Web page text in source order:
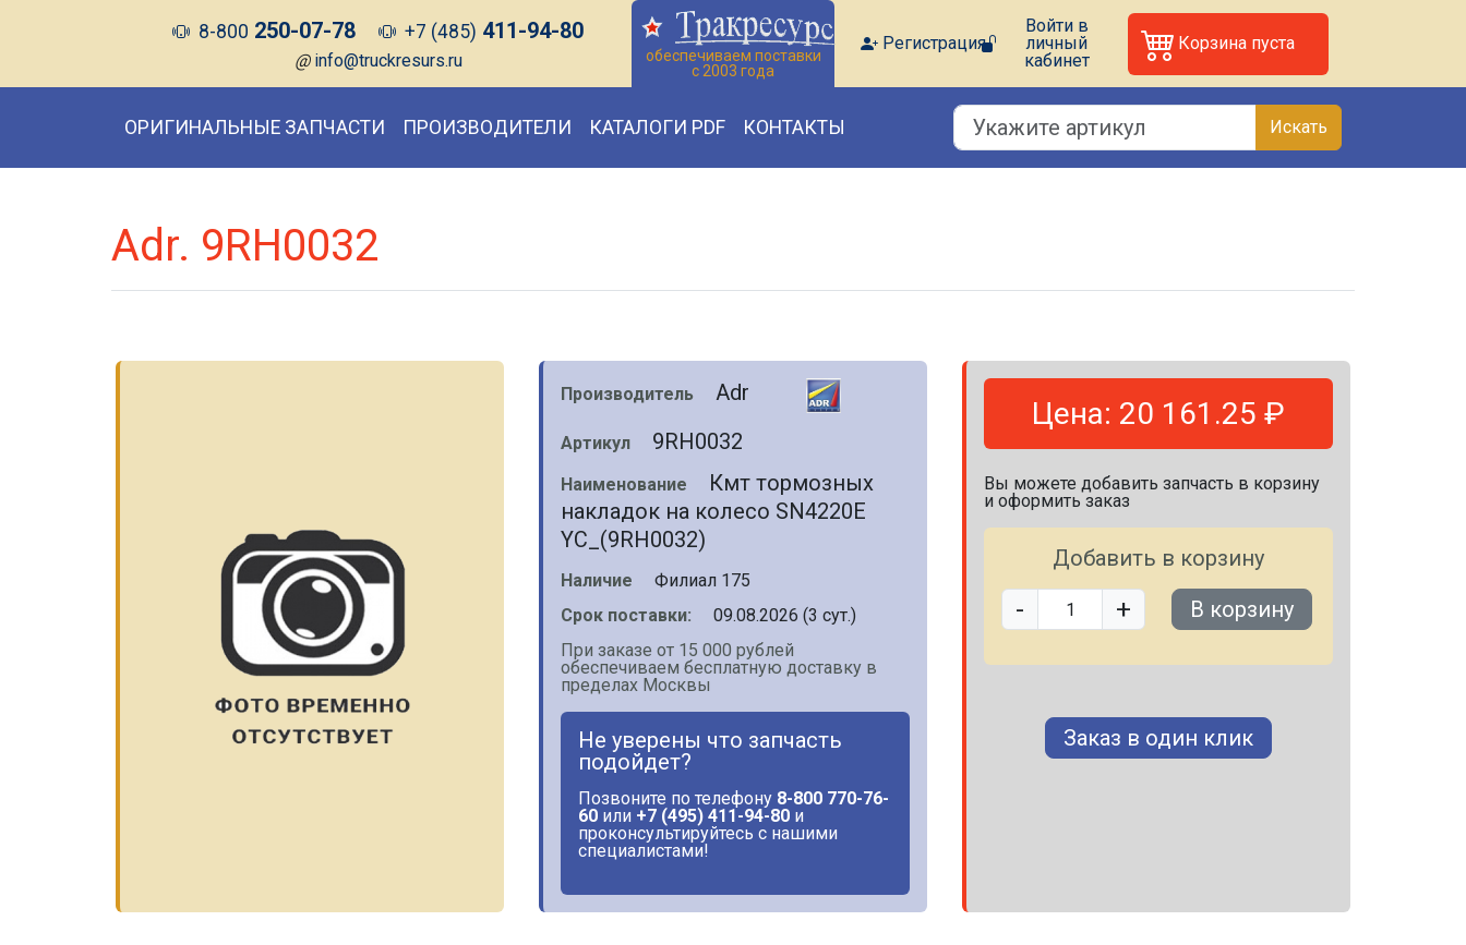
8-800 250-07-78 +7 (485) 411-94-80
@ info@truckresurs.ru
обеспечиваем поставки
с 2003 года
Регистрация
Войти в
личный
кабинет
Корзина пуста
ОРИГИНАЛЬНЫЕ ЗАПЧАСТИ ПРОИЗВОДИТЕЛИ КАТАЛОГИ PDF КОНТАКТЫ Искать
Adr. 9RH0032
Производитель Adr
Артикул 9RH0032
Наименование
Кмт тормозных
накладок на колесо SN4220E
YC_(9RH0032)
Наличие
Филиал 175
Срок поставки:
09.08.2026 (3 сут.)
При заказе от 15 000 рублей
обеспечиваем бесплатную доставку в
пределах Москвы
Не уверены что запчасть
подойдет?
Позвоните по телефону 8-800 770-76-
60 или +7 (495) 411-94-80 и
проконсультируйтесь с нашими
специалистами!
Цена: 20 161.25 ₽
Вы можете добавить запчасть в корзину
и оформить заказ
Добавить в корзину
- + В корзину
Заказ в один клик